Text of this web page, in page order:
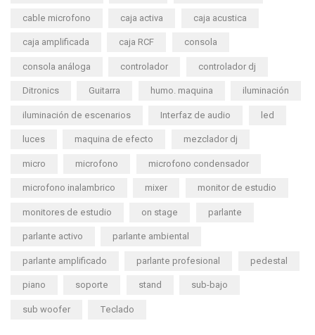
cable microfono caja activa caja acustica
caja amplificada caja RCF consola
consola análoga controlador controlador dj
Ditronics Guitarra humo. maquina iluminación
iluminación de escenarios Interfaz de audio led
luces maquina de efecto mezclador dj
micro microfono microfono condensador
microfono inalambrico mixer monitor de estudio
monitores de estudio on stage parlante
parlante activo parlante ambiental
parlante amplificado parlante profesional pedestal
piano soporte stand sub-bajo
sub woofer Teclado